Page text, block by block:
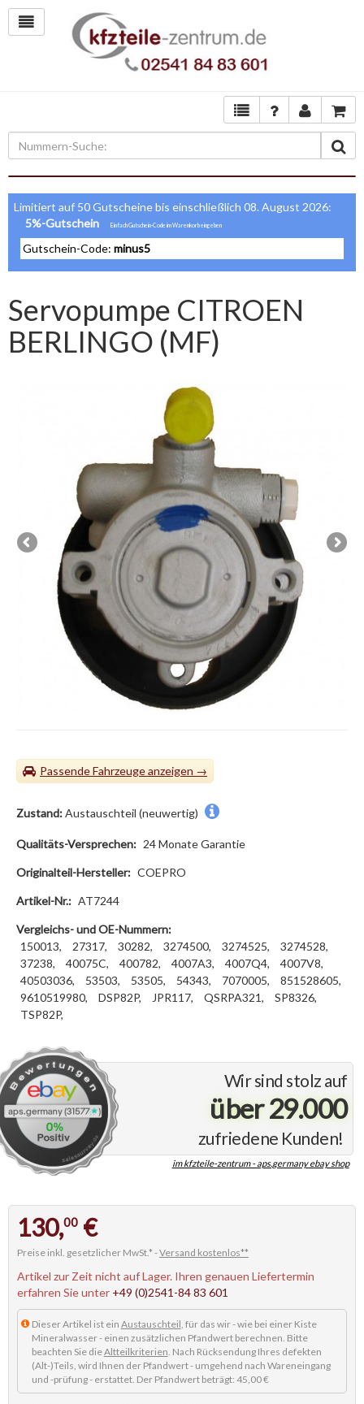
Limitiert auf 50 Gutscheine bis einschließlich 08. August 2026:
5%-Gutschein
Gutschein-Code: minus5
Servopumpe CITROEN
BERLINGO (MF)
Passende Fahrzeuge
Wir sind stolz auf
über 29.000
zufriedene Kunden!
im kfzteile-zentrum - aps.germany ebay shop
Zustand:Austauschteil (neuwertig)
Qualitäts-Versprechen: 24 Monate Garantie
Originalteil-Hersteller: COEPRO
Artikel-Nr.: AT7244
Vergleichs- und OE-Nummern:
150013,
27317, 30282, 3274500, 3274525,
3274528,
37238,
40075C, 400782, 4007A3, 4007Q4,
4007V8,
40503036,
53503, 53505, 54343, 7070005,
851528605,
9610519980,
DSP82P, JPR117, QSRPA321,
SP8326,
TSP82P,
130,00 €
Preise inkl. gesetzlicher MwSt.* -Versand kostenlos**
Artikel zur Zeit nicht auf Lager. Ihren genauen Liefertermin
erfahren Sie unter +49 (0)2541-84 83 601
Dieser Artikel ist ein Austauschteil , für das wir - wie bei einer Kiste
Mineralwasser - einen zusätzlichen Pfandwert berechnen. Bitte
beachten Sie dieAltteilkriterien . Nach Rücksendung Ihres defekten
(Alt-)Teils, wird Ihnen der Pfandwert - umgehend nach Wareneingang
und -prüfung - erstattet. Der Pfandwert beträgt: 45,00 €